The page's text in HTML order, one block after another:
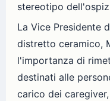
stereotipo
La Vice Presidente
distretto ceramico,
l'importanza di
destinati alle
carico dei